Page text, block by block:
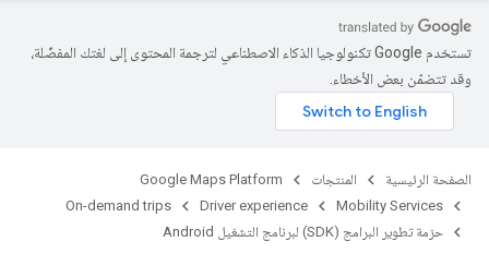
تستخدم Google تكنولوجيا الذكاء الاصطناعي لترجمة المحتوى إلى لغتك المفضّلة،
وقد تتضمّن بعض الأخطاء.
الصفحة الرئيسية المنتجات
Google Maps Platform
Mobility Services
Driver experience
On-demand trips
حزمة تطوير البرامج (SDK) لبرنامج التشغيل Android